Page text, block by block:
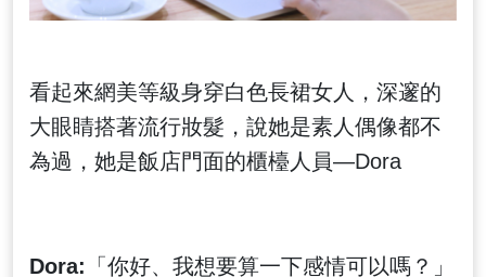
看起來網美等級身穿白色長裙女人，深邃的
大眼睛搭著流行妝髮，說她是素人偶像都不
為過，她是飯店門面的櫃檯人員—Dora
Dora: 「你好、我想要算一下感情可以嗎？」